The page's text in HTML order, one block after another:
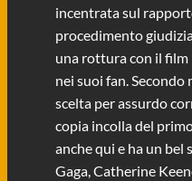
incentrata sul
procedimento
una rottura con il film
nei suoi fan. Secondo
scelta per assurdo
copia incolla del
anche qui e ha un bel
Gaga, Catherine